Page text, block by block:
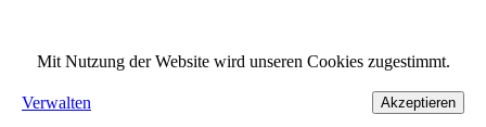
Mit Nutzung der Website wird unseren Cookies zugestimmt.
Verwalten Akzeptieren